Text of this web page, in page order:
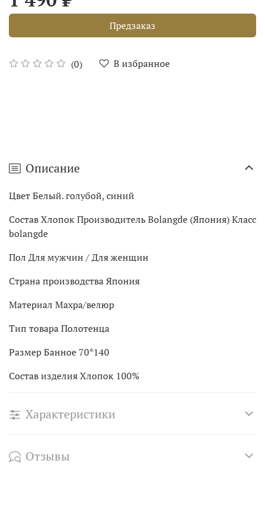
(0) В избранное
Предзаказ
Описание
Цвет Белый. голубой, синий
Состав Хлопок Производитель Bolangde (Япония) Класс
bolangde
Пол Для мужчин / Для женщин
Страна производства Япония
Материал Махра/велюр
Тип товара Полотенца
Размер Банное 70*140
Состав изделия Хлопок 100%
Характеристики
Отзывы